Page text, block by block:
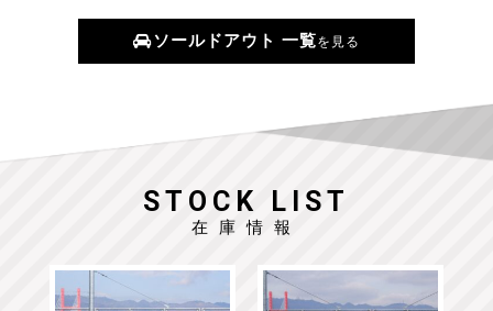
ソールドアウト 一覧を見る
STOCK LIST
在庫情報